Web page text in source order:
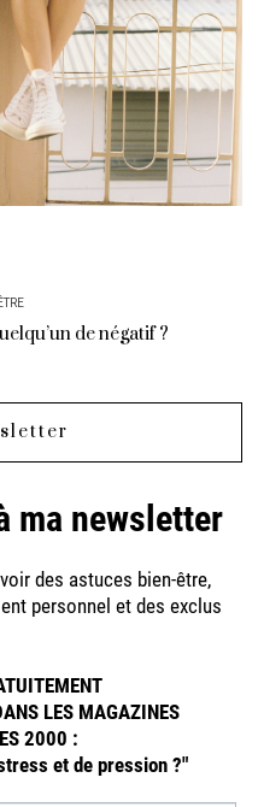
de négatif ?